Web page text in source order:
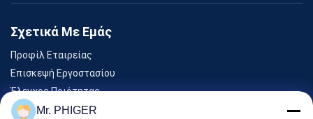
Σχετικά Με Εμάς
Προφίλ Εταιρείας
Επισκεψή Εργοστασίου
Έλεγχος Ποιότητας
SitemapMr. PHIGER